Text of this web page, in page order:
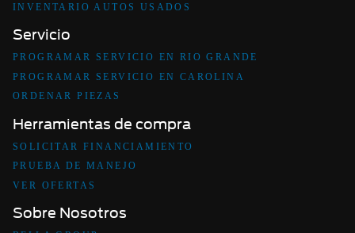
INVENTARIO AUTOS USADOS
Servicio
PROGRAMAR SERVICIO EN RIO GRANDE
PROGRAMAR SERVICIO EN CAROLINA
ORDENAR PIEZAS
Herramientas de compra
SOLICITAR FINANCIAMIENTO
PRUEBA DE MANEJO
VER OFERTAS
Sobre Nosotros